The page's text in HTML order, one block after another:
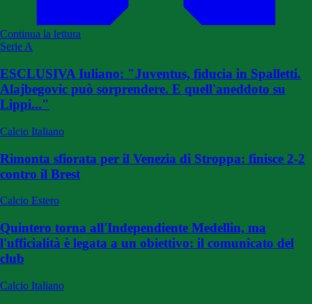
Continua la lettura
Serie A
ESCLUSIVA Iuliano: "Juventus, fiducia in Spalletti.
Alajbegovic può sorprendere. E quell'aneddoto su
Lippi..."
Calcio Italiano
Rimonta sfiorata per il Venezia di Stroppa: finisce 2-2
contro il Brest
Calcio Estero
Quintero torna all'Independiente Medellin, ma
l'ufficialità è legata a un obiettivo: il comunicato del
club
Calcio Italiano